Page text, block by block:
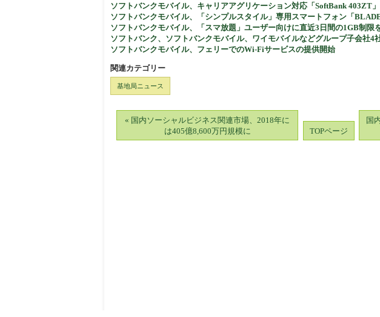
ソフトバンクモバイル、キャリアアグリケーション対応「SoftBank 403ZT
ソフトバンクモバイル、「シンプルスタイル」専用スマートフォン「
ソフトバンクモバイル、「スマ放題」ユーザー向けに直近3日間の1GB制限
ソフトバンク、ソフトバンクモバイル、ワイモバイルなどグループ子会社4
ソフトバンクモバイル、フェリーでのWi-Fiサービスの提供開始
関連カテゴリー
基地局ニュース
« 国内ソーシャルビジネス関連市場、2018年に
は405億8,600万円規模に
TOPページ
国